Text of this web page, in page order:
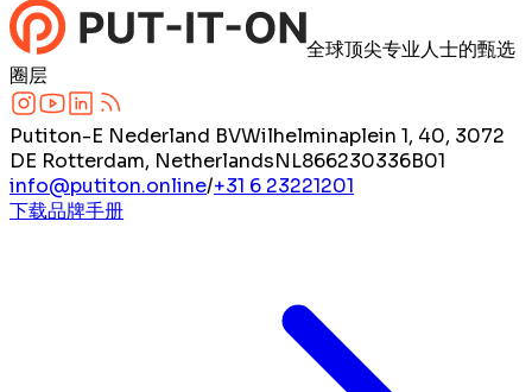
全球顶尖专业人士的甄选
圈层
Putiton-E Nederland BVWilhelminaplein 1, 40, 3072
DE Rotterdam, NetherlandsNL866230336B01
info@putiton.online/+31 6 23221201
下载品牌手册